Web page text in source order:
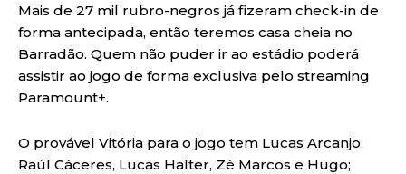
Mais de 27 mil rubro-negros já fizeram check-in de
forma antecipada, então teremos casa cheia no
Barradão. Quem não puder ir ao estádio poderá
assistir ao jogo de forma exclusiva pelo streaming
Paramount+.
O provável Vitória para o jogo tem Lucas Arcanjo;
Raúl Cáceres, Lucas Halter, Zé Marcos e Hugo;